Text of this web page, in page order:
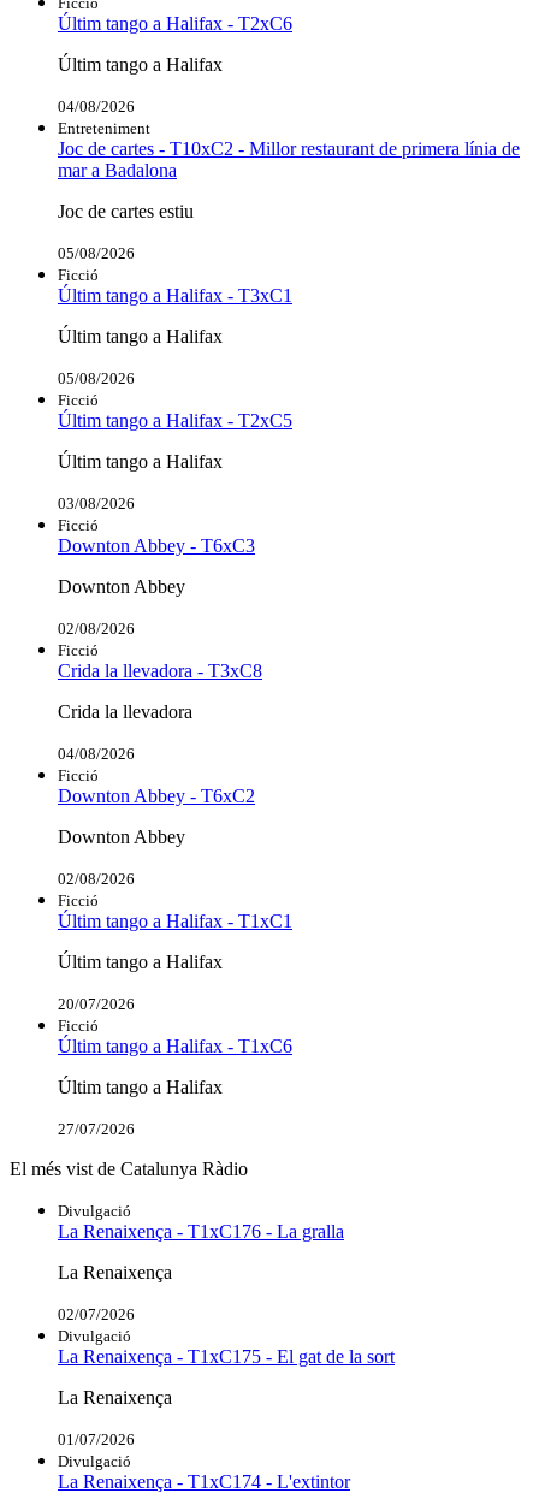
Últim tango a Halifax - T2xC6
Últim tango a Halifax
04/08/2026
Entreteniment
Joc de cartes - T10xC2 - Millor restaurant de primera línia de
mar a Badalona
Joc de cartes estiu
05/08/2026
Ficció
Últim tango a Halifax - T3xC1
Últim tango a Halifax
05/08/2026
Ficció
Últim tango a Halifax - T2xC5
Últim tango a Halifax
03/08/2026
Ficció
Downton Abbey - T6xC3
Downton Abbey
02/08/2026
Ficció
Crida la llevadora - T3xC8
Crida la llevadora
04/08/2026
Ficció
Downton Abbey - T6xC2
Downton Abbey
02/08/2026
Ficció
Últim tango a Halifax - T1xC1
Últim tango a Halifax
20/07/2026
Ficció
Últim tango a Halifax - T1xC6
Últim tango a Halifax
27/07/2026
El més vist de Catalunya Ràdio
Divulgació
La Renaixença - T1xC176 - La gralla
La Renaixença
02/07/2026
Divulgació
La Renaixença - T1xC175 - El gat de la sort
La Renaixença
01/07/2026
Divulgació
La Renaixença - T1xC174 - L'extintor